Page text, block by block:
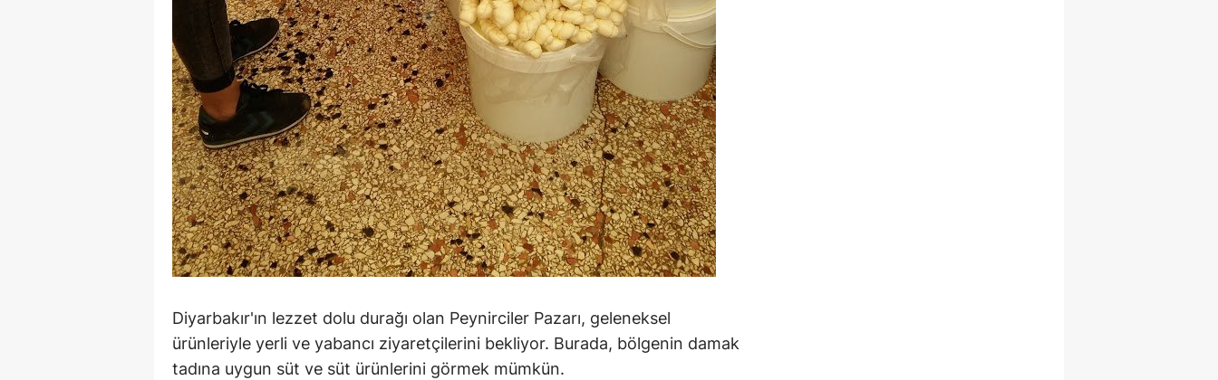
Diyarbakır'ın lezzet dolu durağı olan Peynirciler Pazarı, geleneksel
ürünleriyle yerli ve yabancı ziyaretçilerini bekliyor. Burada, bölgenin damak
tadına uygun süt ve süt ürünlerini görmek mümkün.